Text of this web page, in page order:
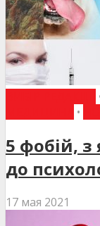
•
5 фобій,
до
17 мая 2021